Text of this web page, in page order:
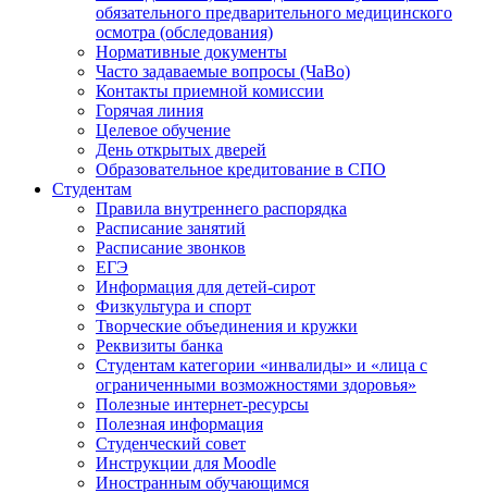
обязательного предварительного медицинского
осмотра (обследования)
Нормативные документы
Часто задаваемые вопросы (ЧаВо)
Контакты приемной комиссии
Горячая линия
Целевое обучение
День открытых дверей
Образовательное кредитование в СПО
Студентам
Правила внутреннего распорядка
Расписание занятий
Расписание звонков
ЕГЭ
Информация для детей-сирот
Физкультура и спорт
Творческие объединения и кружки
Реквизиты банка
Студентам категории «инвалиды» и «лица с
ограниченными возможностями здоровья»
Полезные интернет-ресурсы
Полезная информация
Студенческий совет
Инструкции для Moodle
Иностранным обучающимся